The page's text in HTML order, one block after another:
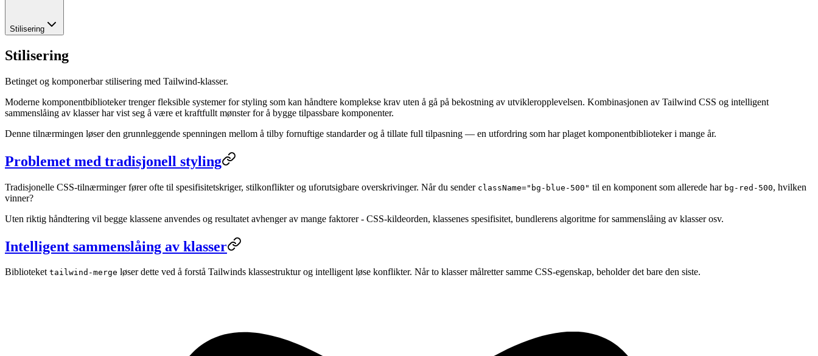
Stilisering
Stilisering
Betinget og komponerbar stilisering med Tailwind-klasser.
Moderne komponentbiblioteker trenger fleksible systemer for styling som kan håndtere komplekse krav uten å gå på bekostning av utvikleropplevelsen. Kombinasjonen av Tailwind CSS og intelligent
sammenslåing av klasser har vist seg å være et kraftfullt mønster for å bygge tilpassbare komponenter.
Denne tilnærmingen løser den grunnleggende spenningen mellom å tilby fornuftige standarder og å tillate full tilpasning — en utfordring som har plaget komponentbiblioteker i mange år.
Problemet med tradisjonell styling
Tradisjonelle CSS-tilnærminger fører ofte til spesifisitetskriger, stilkonflikter og uforutsigbare overskrivinger. Når du sender className="bg-blue-500" til en komponent som allerede har bg-red-500, hvilken
vinner?
Uten riktig håndtering vil begge klassene anvendes og resultatet avhenger av mange faktorer - CSS-kildeorden, klassenes spesifisitet, bundlerens algoritme for sammenslåing av klasser osv.
Intelligent sammenslåing av klasser
Biblioteket tailwind-merge løser dette ved å forstå Tailwinds klassestruktur og intelligent løse konflikter. Når to klasser målretter samme CSS-egenskap, beholder det bare den siste.